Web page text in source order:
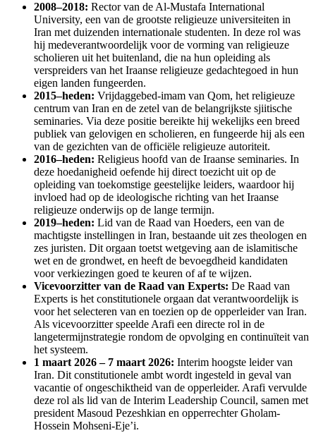
2008–2018: Rector van de Al-Mustafa International
University, een van de grootste religieuze universiteiten in
Iran met duizenden internationale studenten. In deze rol was
hij medeverantwoordelijk voor de vorming van religieuze
scholieren uit het buitenland, die na hun opleiding als
verspreiders van het Iraanse religieuze gedachtegoed in hun
eigen landen fungeerden.
2015–heden: Vrijdaggebed-imam van Qom, het religieuze
centrum van Iran en de zetel van de belangrijkste sjiitische
seminaries. Via deze positie bereikte hij wekelijks een breed
publiek van gelovigen en scholieren, en fungeerde hij als een
van de gezichten van de officiële religieuze autoriteit.
2016–heden: Religieus hoofd van de Iraanse seminaries. In
deze hoedanigheid oefende hij direct toezicht uit op de
opleiding van toekomstige geestelijke leiders, waardoor hij
invloed had op de ideologische richting van het Iraanse
religieuze onderwijs op de lange termijn.
2019–heden: Lid van de Raad van Hoeders, een van de
machtigste instellingen in Iran, bestaande uit zes theologen en
zes juristen. Dit orgaan toetst wetgeving aan de islamitische
wet en de grondwet, en heeft de bevoegdheid kandidaten
voor verkiezingen goed te keuren of af te wijzen.
Vicevoorzitter van de Raad van Experts: De Raad van
Experts is het constitutionele orgaan dat verantwoordelijk is
voor het selecteren van en toezien op de opperleider van Iran.
Als vicevoorzitter speelde Arafi een directe rol in de
langetermijnstrategie rondom de opvolging en continuïteit van
het systeem.
1 maart 2026 – 7 maart 2026: Interim hoogste leider van
Iran. Dit constitutionele ambt wordt ingesteld in geval van
vacantie of ongeschiktheid van de opperleider. Arafi vervulde
deze rol als lid van de Interim Leadership Council, samen met
president Masoud Pezeshkian en opperrechter Gholam-
Hossein Mohseni-Eje’i.